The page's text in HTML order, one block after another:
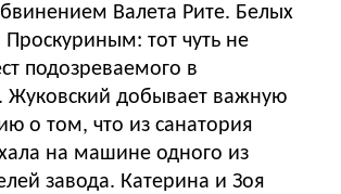
Валета Рите. Белых
тот чуть не
подозреваемого в
добывает важную
о том, что из санатория
на машине одного из
завода. Катерина и Зоя